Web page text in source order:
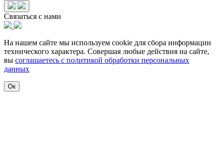
Связаться с нами
На нашем сайте мы используем cookie для сбора информации
технического характера. Совершая любые действия на сайте,
вы соглашаетесь с политикой обработки персональных
данных
Ок